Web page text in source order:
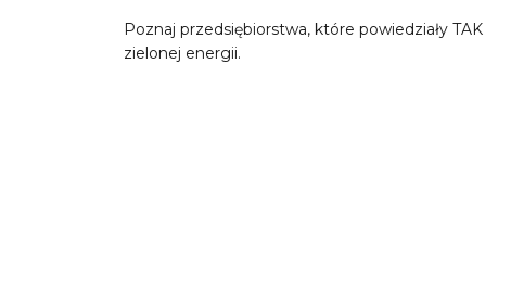
Poznaj przedsiębiorstwa, które powiedziały TAK
zielonej energii.